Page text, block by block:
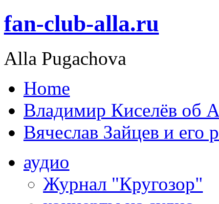
fan-club-alla.ru
Alla Pugachova
Home
Владимир Киселёв об
Вячеслав Зайцев и его
аудио
Журнал "Кругозор"